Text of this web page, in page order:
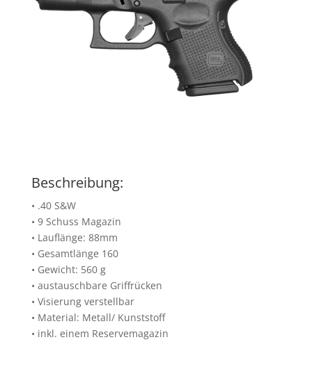
Beschreibung:
• .40 S&W
• 9 Schuss Magazin
• Lauflänge: 88mm
• Gesamtlänge 160
• Gewicht: 560 g
• austauschbare Griffrücken
• Visierung verstellbar
• Material: Metall/ Kunststoff
• inkl. einem Reservemagazin